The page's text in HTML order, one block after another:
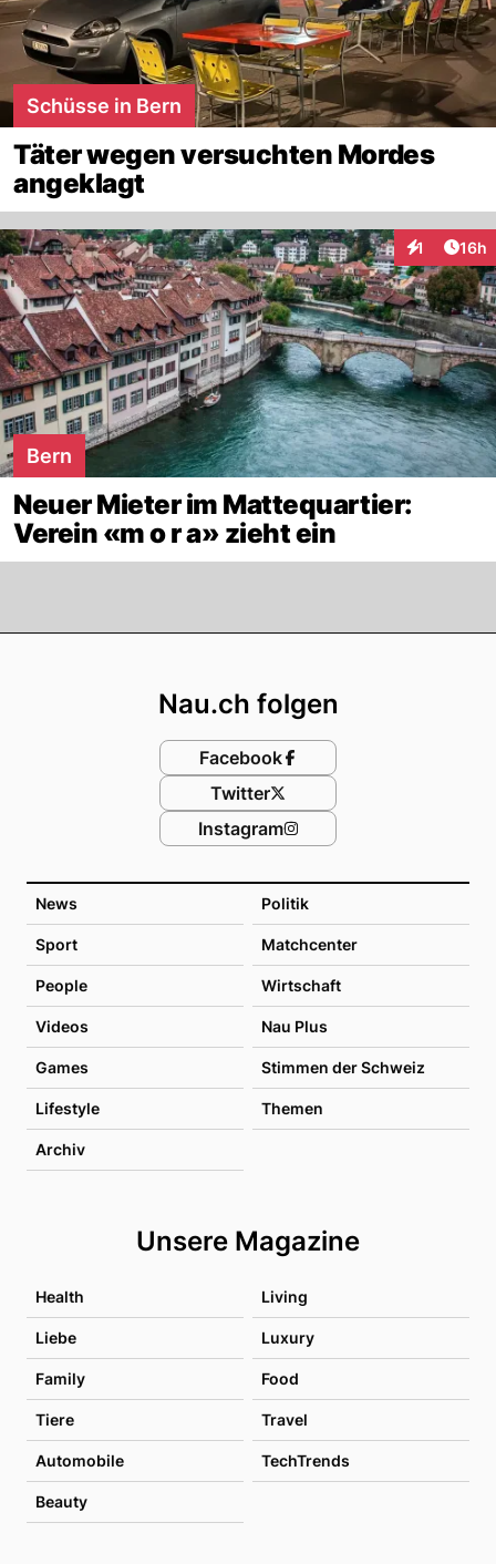
Schüsse in Bern
Täter wegen versuchten Mordes
angeklagt
1 16h
Bern
Neuer Mieter im Mattequartier:
Verein «m o r a» zieht ein
News Politik
Sport Matchcenter
People Wirtschaft
Videos Nau Plus
Games Stimmen der Schweiz
Lifestyle Themen
Archiv
Unsere Magazine
Health Living
Liebe Luxury
Family Food
Tiere Travel
Automobile TechTrends
Beauty
Nau.ch folgen
Facebook
Twitter
Instagram